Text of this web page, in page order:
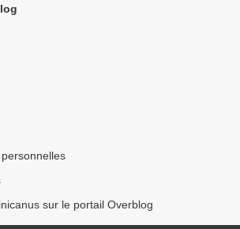
sur le portail Overblog